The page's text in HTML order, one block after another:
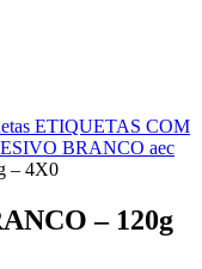
ETIQUETAS COM
BRANCO aec
– 4X0
– 120g